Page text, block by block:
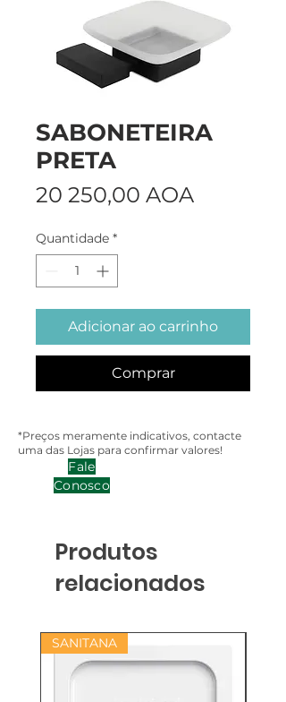
SABONETEIRA
PRETA
20 250,00 AOA
Quantidade *
Adicionar ao carrinho
Comprar
*Preços meramente indicativos, contacte
uma das Lojas para confirmar valores!
Fale
Conosco
Produtos
relacionados
SANITANA